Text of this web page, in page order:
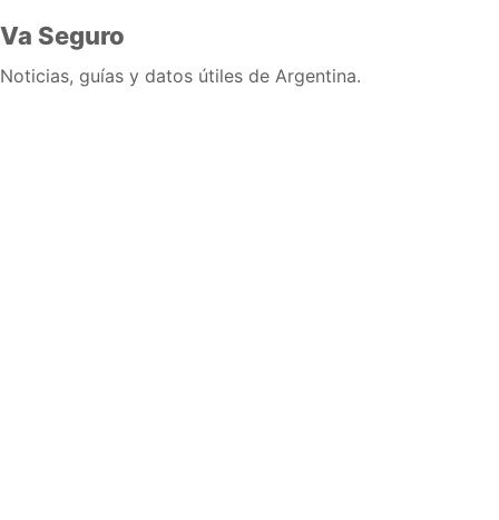
Va Seguro
Noticias, guías y datos útiles de Argentina.